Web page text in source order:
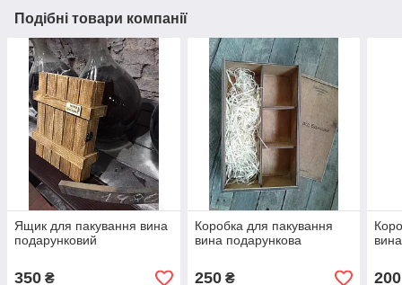
Подібні товари компанії
Ящик для пакування вина
подарунковий
350 ₴
Коробка для пакування
вина подарункова
250₴ 200